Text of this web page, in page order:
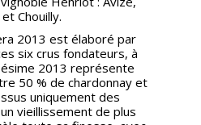
Chouilly.
2013 est élaboré par
six crus fondateurs, à
2013 représente
50 % de chardonnay et
uniquement des
vieillissement de plus